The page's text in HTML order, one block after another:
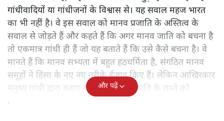
गांधीवादियों या गांधीजनों के विश्वास से। यह सवाल महज भारत
का भी नहीं है। वे इस सवाल को मानव प्रजाति के अस्तित्व के
सवाल से जोड़ते हैं और कहते हैं कि अगर मानव जाति को बचना है
तो एकमात्र गांधी ही हैं जो यह बताते हैं कि उसे कैसे बचना है। वे
मानते हैं कि मानव सभ्यता में बहुत हठधर्मिता है, संगठित मानव
समूहों ने हिंसा के नए नए तरीके ईजाद किए हैं। लेकिन आखिरकार
मनुष्य गांधी द्वारा बताए गए अहिंसा और शांति के रास्ते को
अपनाएगा।
और पढ़ें